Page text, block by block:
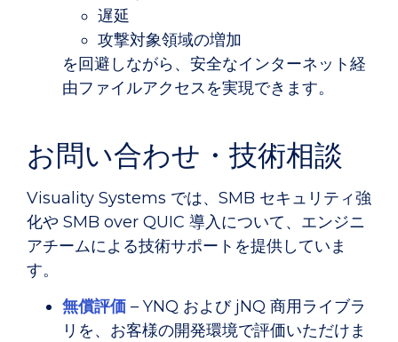
遅延
攻撃対象領域の増加
を回避しながら、安全なインターネット経
由ファイルアクセスを実現できます。
お問い合わせ・技術相談
Visuality Systems では、SMB セキュリティ強
化や SMB over QUIC 導入について、エンジニ
アチームによる技術サポートを提供していま
す。
無償評価 – YNQ および jNQ 商用ライブラ
リを、お客様の開発環境で評価いただけま